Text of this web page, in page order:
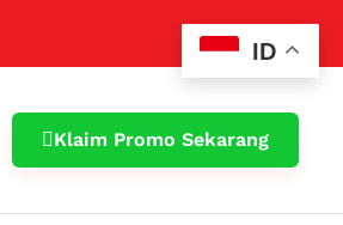
Klaim Promo Sekarang
ID